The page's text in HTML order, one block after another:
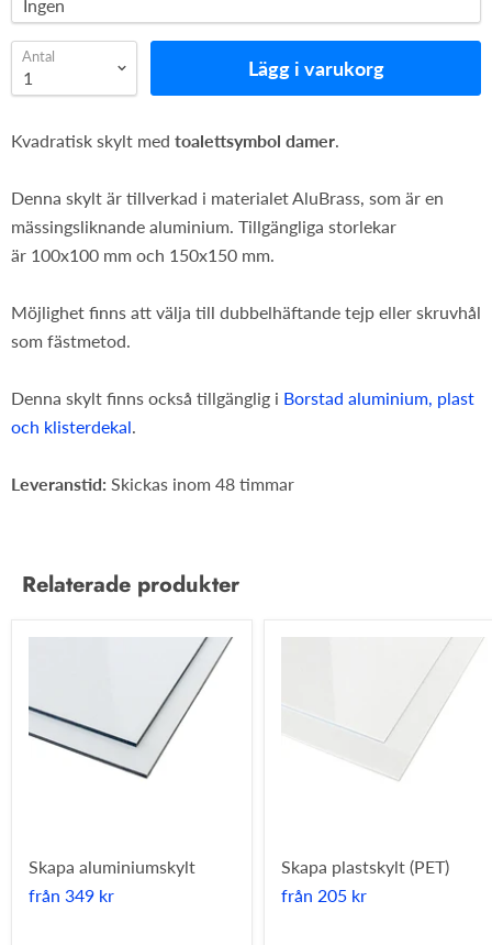
Antal Lägg i varukorg
Kvadratisk skylt med toalettsymbol damer.
Denna skylt är tillverkad i materialet AluBrass, som är en
mässingsliknande aluminium. Tillgängliga storlekar
är 100x100 mm och 150x150 mm.
Möjlighet finns att välja till dubbelhäftande tejp eller skruvhål
som fästmetod.
Denna skylt finns också tillgänglig i Borstad aluminium, plast
och klisterdekal.
Leveranstid: Skickas inom 48 timmar
Relaterade produkter
Skapa aluminiumskylt
från 349 kr
Skapa plastskylt (PET)
från 205 kr